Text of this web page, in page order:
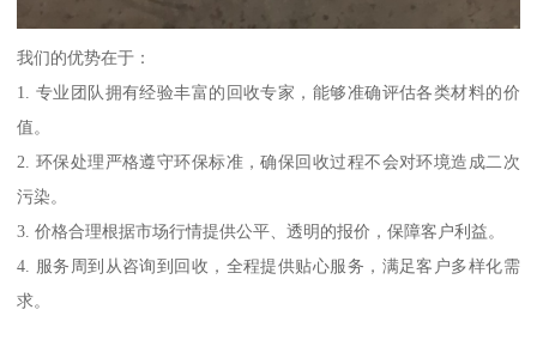
我们的优势在于：
1. 专业团队拥有经验丰富的回收专家，能够准确评估各类材料的价
值。
2. 环保处理严格遵守环保标准，确保回收过程不会对环境造成二次
污染。
3. 价格合理根据市场行情提供公平、透明的报价，保障客户利益。
4. 服务周到从咨询到回收，全程提供贴心服务，满足客户多样化需
求。